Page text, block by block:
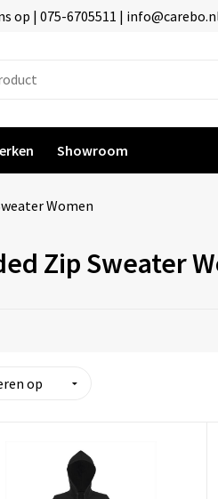
op | 075-6705511 |
Showroom
Women
Zip Sweater